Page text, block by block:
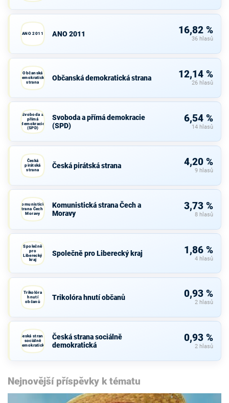
ANO 2011 ANO 2011 16,82 %
36 hlasů
Občanská
demokratická
strana
Občanská demokratická strana 12,14 %
26 hlasů
Svoboda a
přímá
demokracie
(SPD)
Svoboda a přímá demokracie
(SPD)
6,54 %
14 hlasů
Česká
pirátská
strana
Česká pirátská strana 4,20 %
9 hlasů
Komunistická
strana Čech a
Moravy
Komunistická strana Čech a
Moravy
3,73 %
8 hlasů
Společně
pro
Liberecký
kraj
Společně pro Liberecký kraj 1,86 %
4 hlasů
Trikolóra
hnutí
občanů
Trikolóra hnutí občanů 0,93 %
2 hlasů
Česká strana
sociálně
demokratická
Česká strana sociálně
demokratická
0,93 %
2 hlasů
Nejnovější příspěvky k tématu